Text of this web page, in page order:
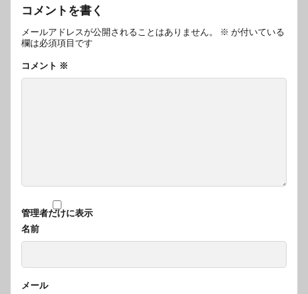
コメントを書く
メールアドレスが公開されることはありません。 ※ が付いている
欄は必須項目です
コメント ※
管理者だけに表示
名前
メール